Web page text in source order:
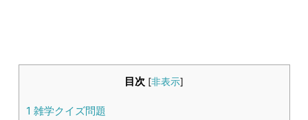
目次 [非表示]
1 雑学クイズ問題